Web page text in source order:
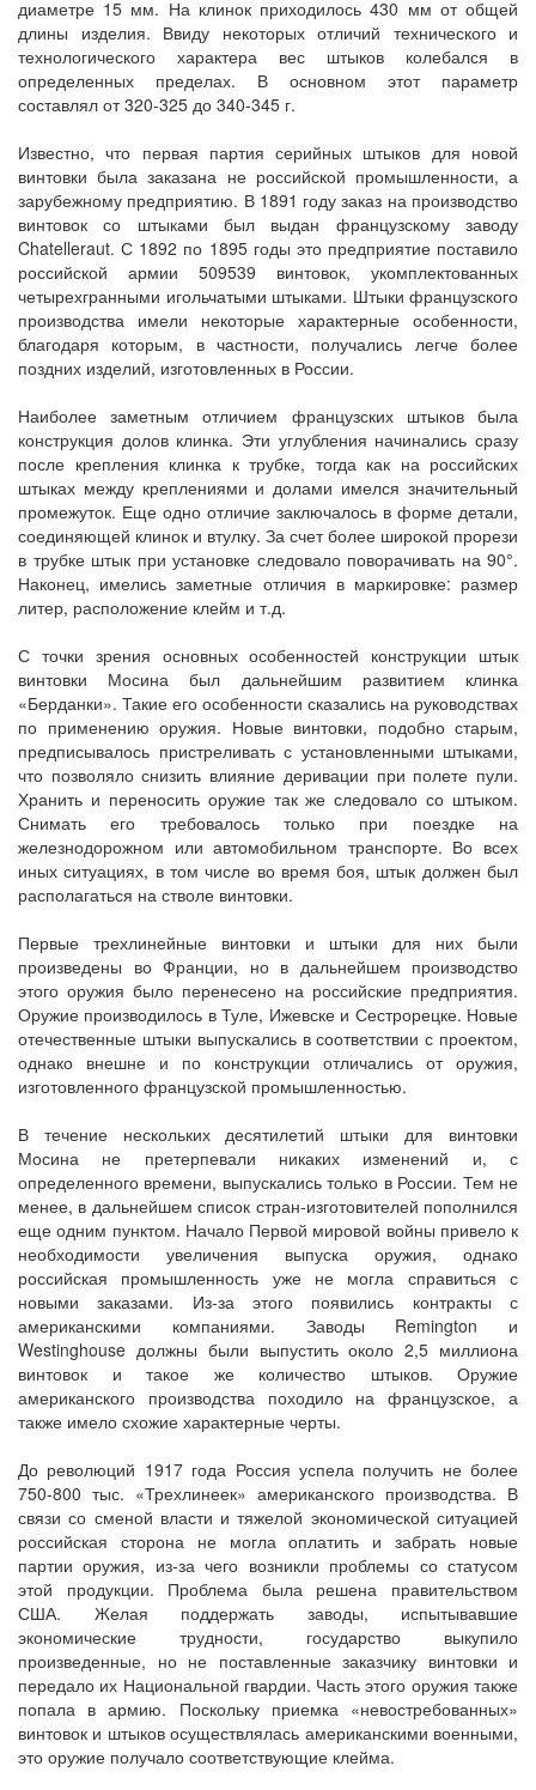
диаметре 15 мм. На клинок приходилось 430 мм от общей
длины изделия. Ввиду некоторых отличий технического и
технологического характера вес штыков колебался в
определенных пределах. В основном этот параметр
составлял от 320-325 до 340-345 г.
Известно, что первая партия серийных штыков для новой
винтовки была заказана не российской промышленности, а
зарубежному предприятию. В 1891 году заказ на производство
винтовок со штыками был выдан французскому заводу
Chatelleraut. С 1892 по 1895 годы это предприятие поставило
российской армии 509539 винтовок, укомплектованных
четырехгранными игольчатыми штыками. Штыки французского
производства имели некоторые характерные особенности,
благодаря которым, в частности, получались легче более
поздних изделий, изготовленных в России.
Наиболее заметным отличием французских штыков была
конструкция долов клинка. Эти углубления начинались сразу
после крепления клинка к трубке, тогда как на российских
штыках между креплениями и долами имелся значительный
промежуток. Еще одно отличие заключалось в форме детали,
соединяющей клинок и втулку. За счет более широкой прорези
в трубке штык при установке следовало поворачивать на 90°.
Наконец, имелись заметные отличия в маркировке: размер
литер, расположение клейм и т.д.
С точки зрения основных особенностей конструкции штык
винтовки Мосина был дальнейшим развитием клинка
«Берданки». Такие его особенности сказались на руководствах
по применению оружия. Новые винтовки, подобно старым,
предписывалось пристреливать с установленными штыками,
что позволяло снизить влияние деривации при полете пули.
Хранить и переносить оружие так же следовало со штыком.
Снимать его требовалось только при поездке на
железнодорожном или автомобильном транспорте. Во всех
иных ситуациях, в том числе во время боя, штык должен был
располагаться на стволе винтовки.
Первые трехлинейные винтовки и штыки для них были
произведены во Франции, но в дальнейшем производство
этого оружия было перенесено на российские предприятия.
Оружие производилось в Туле, Ижевске и Сестрорецке. Новые
отечественные штыки выпускались в соответствии с проектом,
однако внешне и по конструкции отличались от оружия,
изготовленного французской промышленностью.
В течение нескольких десятилетий штыки для винтовки
Мосина не претерпевали никаких изменений и, с
определенного времени, выпускались только в России. Тем не
менее, в дальнейшем список стран-изготовителей пополнился
еще одним пунктом. Начало Первой мировой войны привело к
необходимости увеличения выпуска оружия, однако
российская промышленность уже не могла справиться с
новыми заказами. Из-за этого появились контракты с
американскими компаниями. Заводы Remington и
Westinghouse должны были выпустить около 2,5 миллиона
винтовок и такое же количество штыков. Оружие
американского производства походило на французское, а
также имело схожие характерные черты.
До революций 1917 года Россия успела получить не более
750-800 тыс. «Трехлинеек» американского производства. В
связи со сменой власти и тяжелой экономической ситуацией
российская сторона не могла оплатить и забрать новые
партии оружия, из-за чего возникли проблемы со статусом
этой продукции. Проблема была решена правительством
США. Желая поддержать заводы, испытывавшие
экономические трудности, государство выкупило
произведенные, но не поставленные заказчику винтовки и
передало их Национальной гвардии. Часть этого оружия также
попала в армию. Поскольку приемка «невостребованных»
винтовок и штыков осуществлялась американскими военными,
это оружие получало соответствующие клейма.